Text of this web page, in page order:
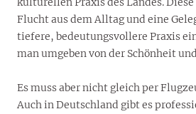
Flucht aus dem Alltag und eine
tiefere, bedeutungsvollere Praxis
man umgeben von der Schönheit
Es muss aber nicht gleich per
Auch in Deutschland gibt es